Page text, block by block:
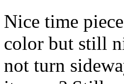
Nice time
color but still
not turn